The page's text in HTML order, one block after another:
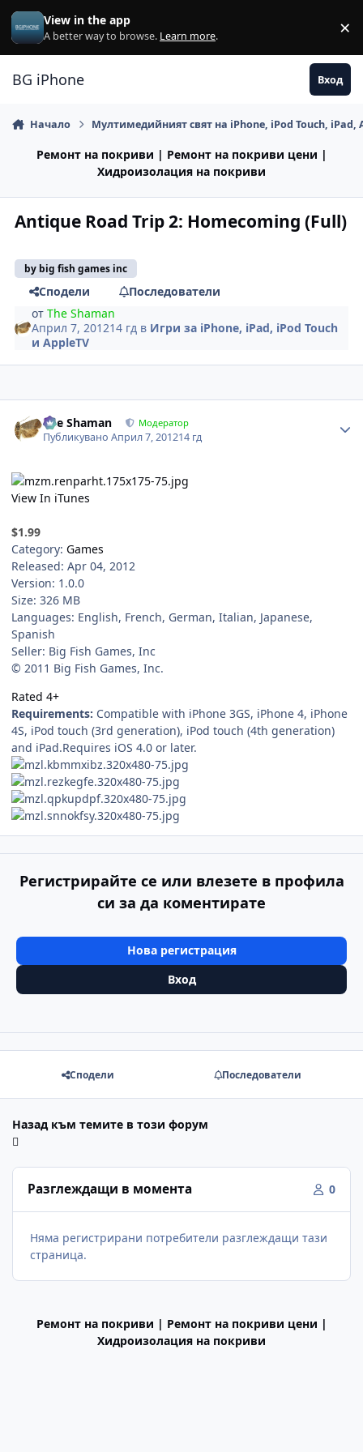
Премини към съдържанието
View in the app
A better way to browse. Learn more. ×
BG iPhone Вход
Начало Мултимедийният свят на iPhone, iPod Touch, iPad,
Ремонт на покриви | Ремонт на покриви цени |
Хидроизолация на покриви
Antique Road Trip 2: Homecoming (Full)
by big fish games inc
Сподели
Последователи
отThe Shaman
Април 7, 201214 гд в Игри за iPhone, iPad, iPod Touch
и AppleTV
The Shaman Модератор
ПубликуваноАприл 7, 201214 гд
View In iTunes
$1.99
Category: Games
Released: Apr 04, 2012
Version: 1.0.0
Size: 326 MB
Languages: English, French, German, Italian, Japanese,
Spanish
Seller: Big Fish Games, Inc
© 2011 Big Fish Games, Inc.
Rated 4+
Requirements: Compatible with iPhone 3GS, iPhone 4, iPhone
4S, iPod touch (3rd generation), iPod touch (4th generation)
and iPad.Requires iOS 4.0 or later.
Регистрирайте се или влезете в профила
си за да коментирате
Нова регистрация
Вход
Сподели Последователи
Назад към темите в този форум
Разглеждащи в момента 0
Няма регистрирани потребители разглеждащи тази
страница.
Ремонт на покриви | Ремонт на покриви цени |
Хидроизолация на покриви